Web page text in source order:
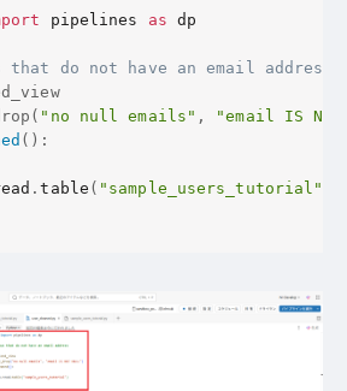
pipelines as dp
do not have an email address
( "no null emails" ,
"email IS NOT
( ) :
.table ( "sample_users_tutorial"